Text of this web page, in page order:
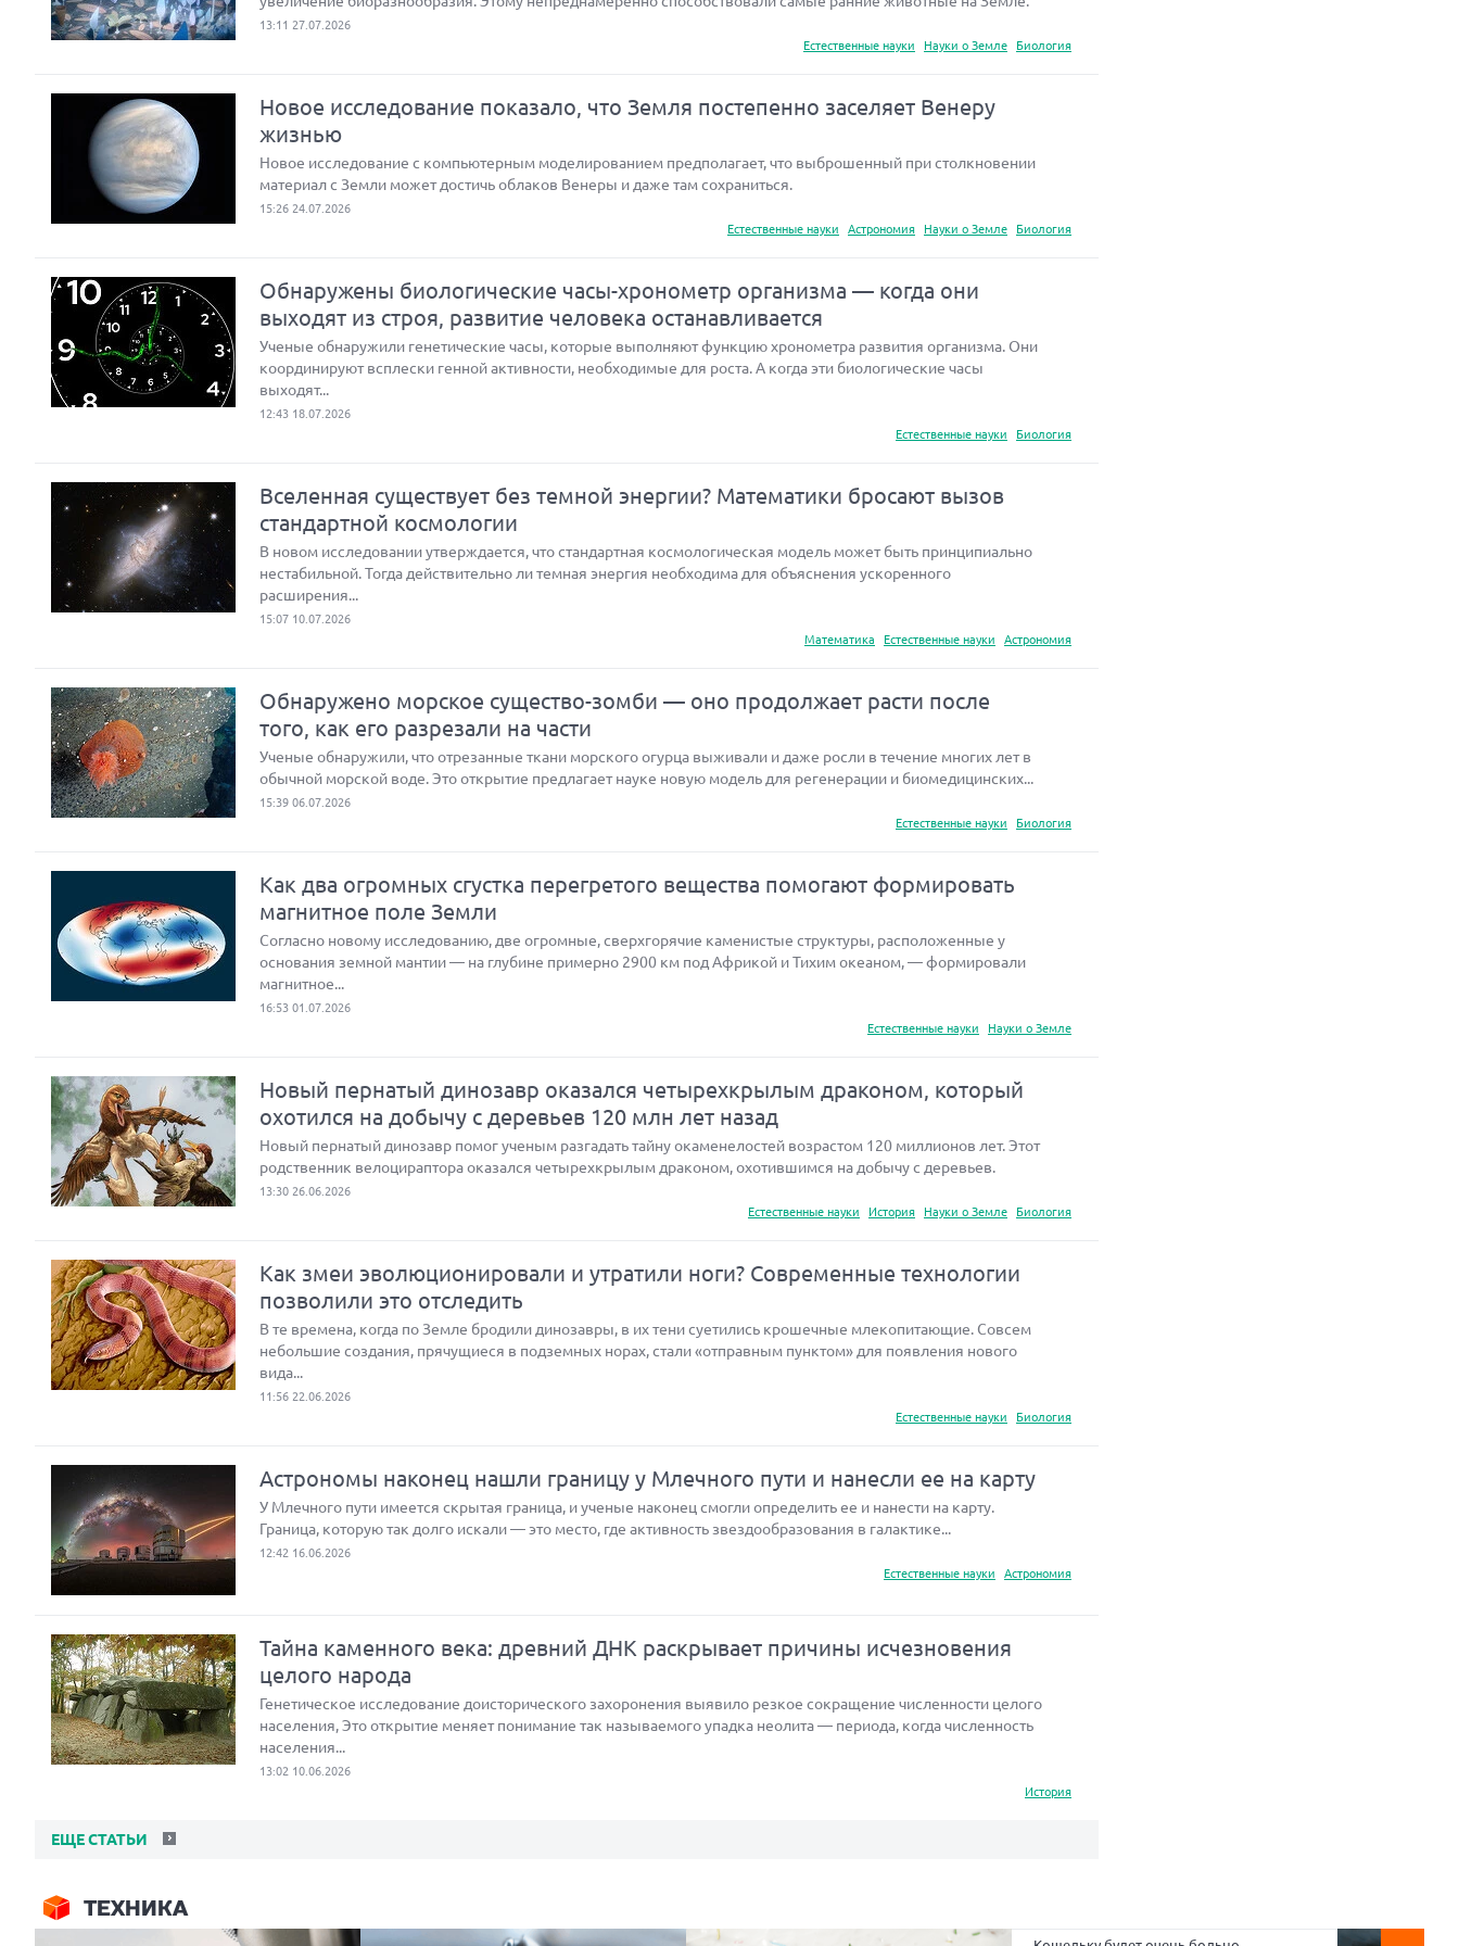
13:11 27.07.2026
Естественные науки
Науки о Земле Биология
Новое исследование показало, что Земля постепенно заселяет Венеру
жизнью
Новое исследование с компьютерным моделированием предполагает, что выброшенный при столкновении
материал с Земли может достичь облаков Венеры и даже там сохраниться.
15:26 24.07.2026
Естественные науки
Астрономия Науки о Земле Биология
Обнаружены биологические часы-хронометр организма — когда они
выходят из строя, развитие человека останавливается
Ученые обнаружили генетические часы, которые выполняют функцию хронометра развития организма. Они
координируют всплески генной активности, необходимые для роста. А когда эти биологические часы
выходят...
12:43 18.07.2026
Естественные науки
Биология
Вселенная существует без темной энергии? Математики бросают вызов
стандартной космологии
В новом исследовании утверждается, что стандартная космологическая модель может быть принципиально
нестабильной. Тогда действительно ли темная энергия необходима для объяснения ускоренного
расширения...
15:07 10.07.2026
Математика
Естественные науки Астрономия
Обнаружено морское существо-зомби — оно продолжает расти после
того, как его разрезали на части
Ученые обнаружили, что отрезанные ткани морского огурца выживали и даже росли в течение многих лет в
обычной морской воде. Это открытие предлагает науке новую модель для регенерации и биомедицинских...
15:39 06.07.2026
Естественные науки
Биология
Как два огромных сгустка перегретого вещества помогают формировать
магнитное поле Земли
Согласно новому исследованию, две огромные, сверхгорячие каменистые структуры, расположенные у
основания земной мантии — на глубине примерно 2900 км под Африкой и Тихим океаном, — формировали
магнитное...
16:53 01.07.2026
Естественные науки
Науки о Земле
Новый пернатый динозавр оказался четырехкрылым драконом, который
охотился на добычу с деревьев 120 млн лет назад
Новый пернатый динозавр помог ученым разгадать тайну окаменелостей возрастом 120 миллионов лет. Этот
родственник велоцираптора оказался четырехкрылым драконом, охотившимся на добычу с деревьев.
13:30 26.06.2026
Естественные науки
История Науки о Земле Биология
Как змеи эволюционировали и утратили ноги? Современные технологии
позволили это отследить
В те времена, когда по Земле бродили динозавры, в их тени суетились крошечные млекопитающие. Совсем
небольшие создания, прячущиеся в подземных норах, стали «отправным пунктом» для появления нового
вида...
11:56 22.06.2026
Естественные науки
Биология
Астрономы наконец нашли границу у Млечного пути и нанесли ее на карту
У Млечного пути имеется скрытая граница, и ученые наконец смогли определить ее и нанести на карту.
Граница, которую так долго искали — это место, где активность звездообразования в галактике...
12:42 16.06.2026
Естественные науки
Астрономия
Тайна каменного века: древний ДНК раскрывает причины исчезновения
целого народа
Генетическое исследование доисторического захоронения выявило резкое сокращение численности целого
населения, Это открытие меняет понимание так называемого упадка неолита — периода, когда численность
населения...
13:02 10.06.2026
История
ЕЩЕ СТАТЬИ
ТЕХНИКА
Next